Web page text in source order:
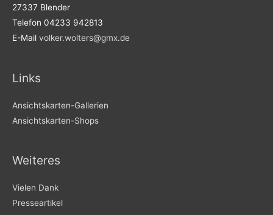
27337 Blender
Telefon 04233 942813
E-Mail volker.wolters@gmx.de
Links
Ansichtskarten-Gallerien
Ansichtskarten-Shops
Weiteres
Vielen Dank
Presseartikel